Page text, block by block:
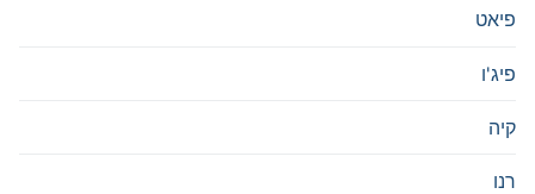
פיאט
פיג'ו
קיה
רנו